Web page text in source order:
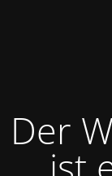
Der